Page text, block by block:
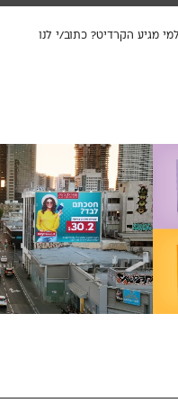
מגיע הקרדיט? כתוב/י לנו